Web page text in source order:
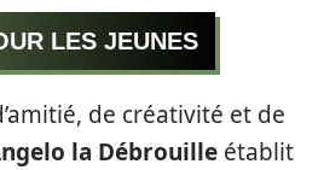
LES JEUNES
de créativité et de
la Débrouille établit